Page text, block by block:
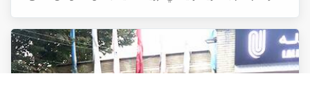
لمن سئموا من الحياة اليومية وارادوا أن يهبوا قلوبهم هدوء الطبيعة و
جمال هذه القمة الجبلية العظيمة.